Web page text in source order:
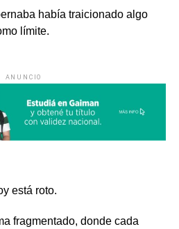
había traicionado algo
límite.
ANUNCIO
está roto.
fragmentado, donde cada